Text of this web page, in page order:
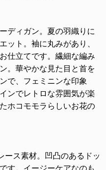
ディガン。夏の羽織りに
ット。袖に丸みがあり、
仕立てです。繊細な編み
。華やかな見た目と首を
で、フェミニンな印象
ンでレトロな雰囲気が楽
ホコモモラらしいお花の
ース素材。凹凸のあるドッ
す。イージーケアなのも